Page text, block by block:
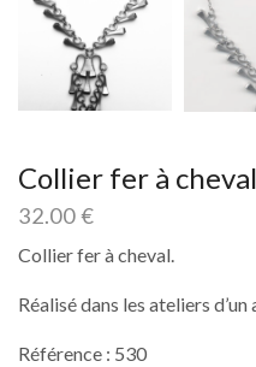
Collier fer à cheval
32.00€
Collier fer à cheval.
Réalisé dans les ateliers
Référence : 530